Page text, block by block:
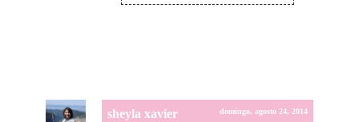
sheyla xavier domingo, agosto 24, 2014